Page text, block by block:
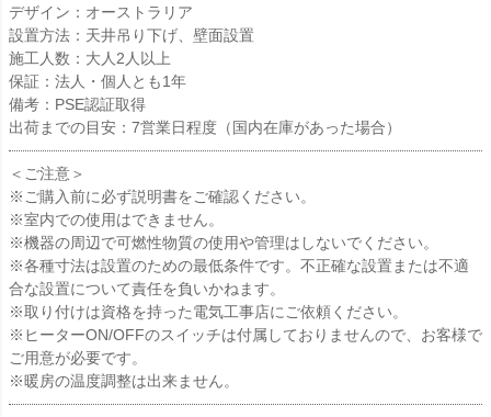
デザイン：オーストラリア
設置方法：天井吊り下げ、壁面設置
施工人数：大人2人以上
保証：法人・個人とも1年
備考：PSE認証取得
出荷までの目安：7営業日程度（国内在庫があった場合）
＜ご注意＞
※ご購入前に必ず説明書をご確認ください。
※室内での使用はできません。
※機器の周辺で可燃性物質の使用や管理はしないでください。
※各種寸法は設置のための最低条件です。不正確な設置または不適
合な設置について責任を負いかねます。
※取り付けは資格を持った電気工事店にご依頼ください。
※ヒーターON/OFFのスイッチは付属しておりませんので、お客様で
ご用意が必要です。
※暖房の温度調整は出来ません。